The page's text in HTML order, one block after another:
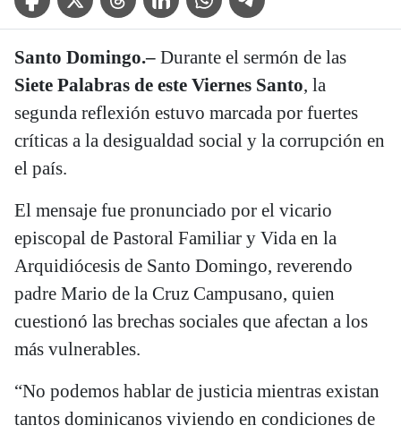
Santo Domingo.– Durante el sermón de las
Siete Palabras de este Viernes Santo, la
segunda reflexión estuvo marcada por fuertes
críticas a la desigualdad social y la corrupción en
el país.
El mensaje fue pronunciado por el vicario
episcopal de Pastoral Familiar y Vida en la
Arquidiócesis de Santo Domingo, reverendo
padre Mario de la Cruz Campusano, quien
cuestionó las brechas sociales que afectan a los
más vulnerables.
“No podemos hablar de justicia mientras existan
tantos dominicanos viviendo en condiciones de